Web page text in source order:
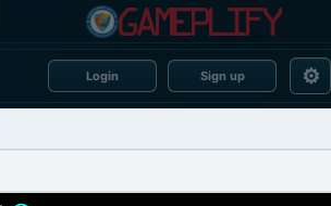
Login Sign up ⚙